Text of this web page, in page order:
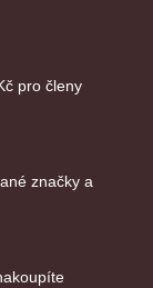
pro členy
značky a